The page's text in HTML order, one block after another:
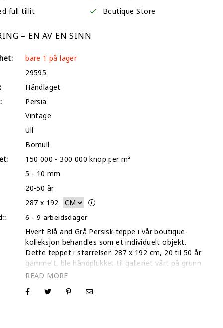
full tillit
Boutique Store
– EN AV EN SINN
bare 1 på lager
29595
Håndlaget
Persia
Vintage
Ull
Bomull
150 000 - 300 000 knop per m²
5 - 10 mm
20-50 år
287 x 192
6 - 9 arbeidsdager
Hvert Blå and Grå Persisk-teppe i vår boutique-
kolleksjon behandles som et individuelt objekt.
Dette teppet i størrelsen 287 x 192 cm, 20 til 50 år
gammelt, ble håndplukket til galleriet vårt på grunn
av sin symmetriske balanse og eksepsjonelle
bearbeidet ullagene grundig for å skape en